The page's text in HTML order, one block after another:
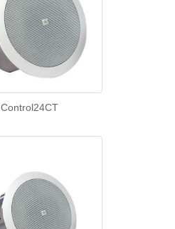
Control24CT